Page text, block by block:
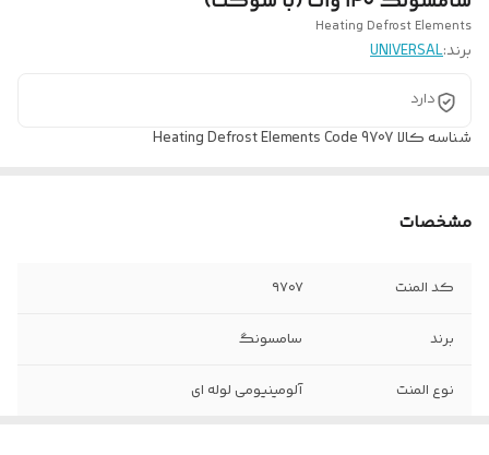
Heating Defrost Elements
برند:UNIVERSAL
دارد
شناسه کالاHeating Defrost Elements Code 9707
مشخصات
کد المنت ۹۷۰۷
برند سامسونگ
نوع المنت آلومینیومی لوله ای